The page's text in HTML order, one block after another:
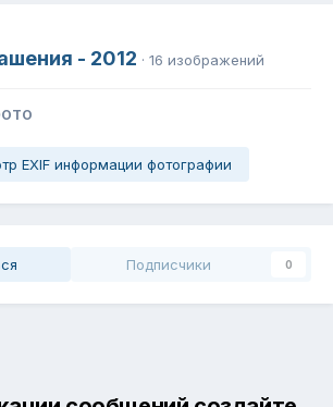
- 2012 · 16 изображений
EXIF информации фотографии
Подписчики 0